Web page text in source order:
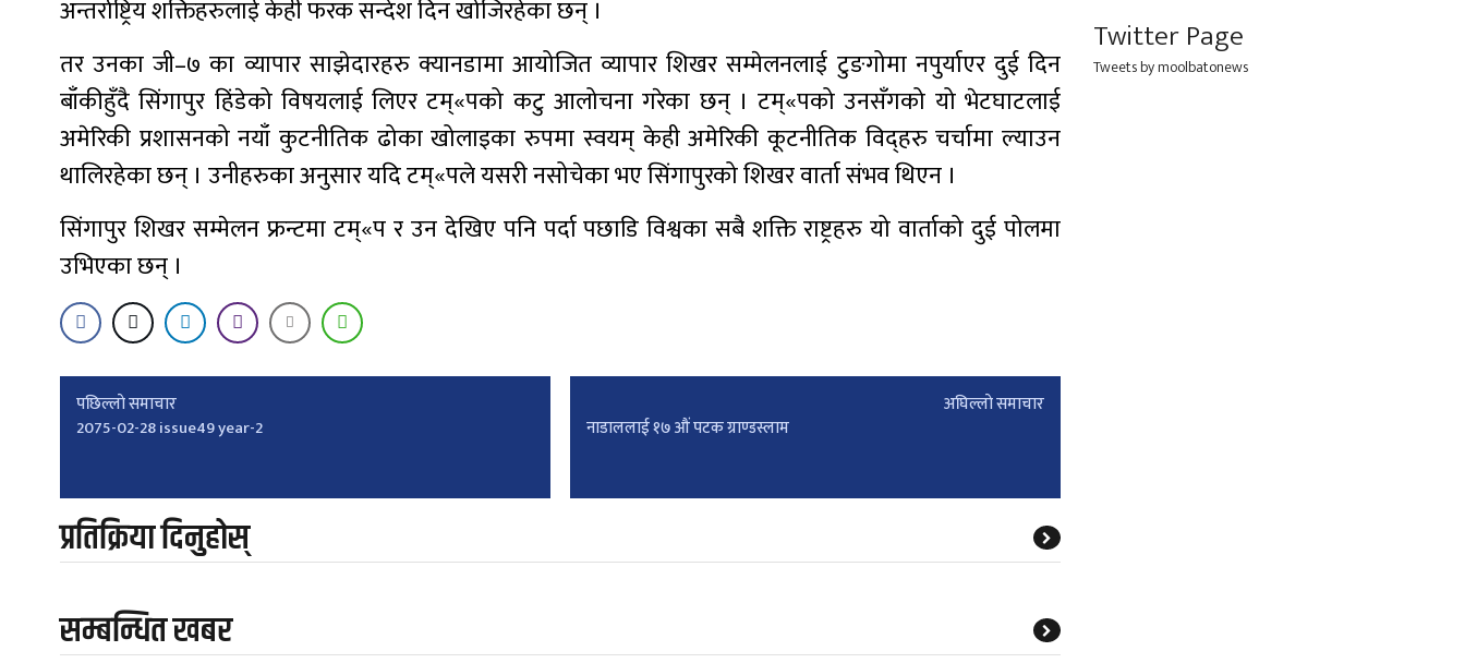
अन्तर्राष्ट्रिय शक्तिहरुलाई केही फरक सन्देश दिन खोजिरहेका छन् ।
तर उनका जी–७ का व्यापार साझेदारहरु क्यानडामा आयोजित व्यापार शिखर सम्मेलनलाई टुङगोमा नपुर्याएर दुई दिन
बाँकीहुँदै सिंगापुर हिंडेको विषयलाई लिएर टम्«पको कटु आलोचना गरेका छन् । टम्«पको उनसँगको यो भेटघाटलाई
अमेरिकी प्रशासनको नयाँ कुटनीतिक ढोका खोलाइका रुपमा स्वयम् केही अमेरिकी कूटनीतिक विद्हरु चर्चामा ल्याउन
थालिरहेका छन् । उनीहरुका अनुसार यदि टम्«पले यसरी नसोचेका भए सिंगापुरको शिखर वार्ता संभव थिएन ।
सिंगापुर शिखर सम्मेलन फ्रन्टमा टम्«प र उन देखिए पनि पर्दा पछाडि विश्वका सबै शक्ति राष्ट्रहरु यो वार्ताको दुई पोलमा
उभिएका छन् ।
Post
पछिल्लाे समाचार
2075-02-28 issue49 year-2
अघिल्लाे समाचार
नाडाललाई १७ औं पटक ग्राण्डस्लाम
प्रतिक्रिया दिनुहोस्
सम्बन्धित खबर
Twitter Page
Tweets by moolbatonews